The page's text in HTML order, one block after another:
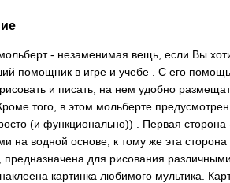
- незаменимая вещь, если Вы
помощник в игре и учебе . С его
и писать, на нем удобно
того, в этом мольберте
(и функционально)) . Первая
на водной основе, к тому же эта
предназначена для рисования
картинка любимого мультика.